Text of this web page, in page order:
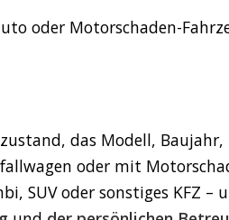
oder Motorschaden-
das Modell, Baujahr,
oder mit
SUV oder sonstiges KFZ